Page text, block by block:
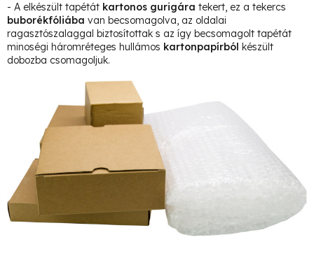
- A elkészült tapétát kartonos gurigára tekert, ez a tekercs
buborékfóliába van becsomagolva, az oldalai
ragasztószalaggal biztosítottak s az így becsomagolt tapétát
minoségi háromréteges hullámos kartonpapírból készült
dobozba csomagoljuk.